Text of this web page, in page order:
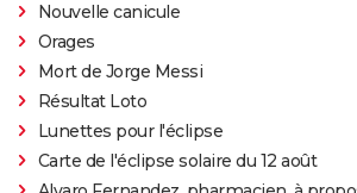
Nouvelle canicule
Orages
Mort de Jorge Messi
Résultat Loto
Lunettes pour l'éclipse
Carte de l'éclipse solaire du 12 août